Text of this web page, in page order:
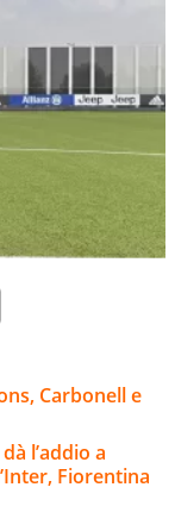
Carbonell e
l’addio a
Fiorentina